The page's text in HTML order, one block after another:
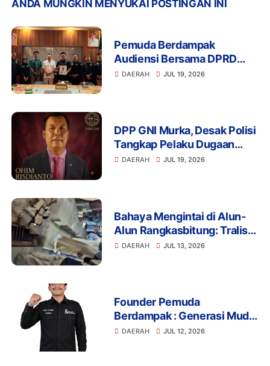
ANDA MUNGKIN MENYUKAI POSTINGAN INI
Pemuda Berdampak
Audiensi Bersama DPRD
Provinsi Banten Bahas
DAERAH JUL 19, 2026
DPP GNI Murka, Desak Polisi
Tangkap Pelaku Dugaan
Intimidasi dan
DAERAH JUL 19, 2026
Bahaya Mengintai di Alun-
Alun Rangkasbitung: Tralis
Drainase Rusak Picu Banyak
DAERAH JUL 13, 2026
Founder Pemuda
Berdampak : Generasi Muda
Mengapresiasi Komitmen
DAERAH JUL 12, 2026